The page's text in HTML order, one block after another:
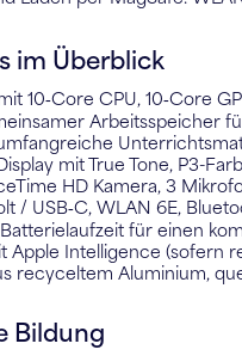
im Überblick
10‑Core CPU, 10‑Core
Arbeitsspeicher
mit True Tone, P3-
HD Kamera, 3
/ USB‑C, WLAN 6E,
Batterielaufzeit für einen
Apple Intelligence (sofern
recyceltem Aluminium,
Bildung